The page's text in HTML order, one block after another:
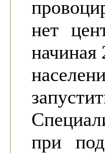
нет
при